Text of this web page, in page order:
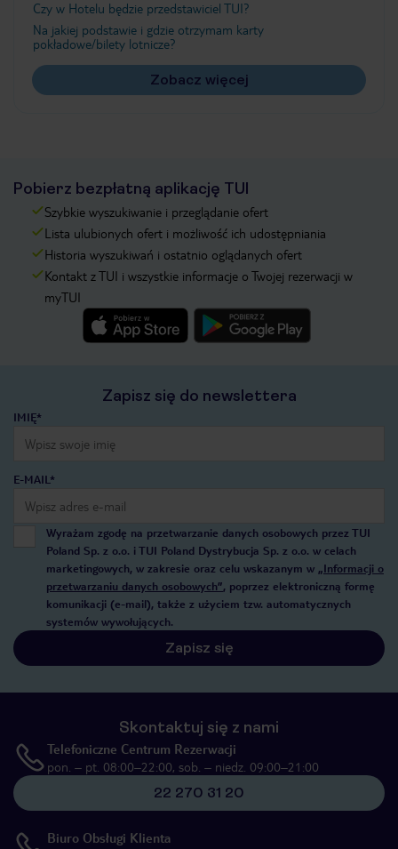
Czy w Hotelu będzie przedstawiciel TUI?
Na jakiej podstawie i gdzie otrzymam karty
pokładowe/bilety lotnicze?
Zobacz więcej
Pobierz bezpłatną aplikację TUI
Szybkie wyszukiwanie i przeglądanie ofert
Lista ulubionych ofert i możliwość ich udostępniania
Historia wyszukiwań i ostatnio oglądanych ofert
Kontakt z TUI i wszystkie informacje o Twojej rezerwacji w
myTUI
Zapisz się do newslettera
IMIĘ*
E-MAIL*
Wyrażam zgodę na przetwarzanie danych osobowych przez TUI
Poland Sp. z o.o. i TUI Poland Dystrybucja Sp. z o.o. w celach
marketingowych, w zakresie oraz celu wskazanym w „Informacji o
przetwarzaniu danych osobowych”, poprzez elektroniczną formę
komunikacji (e-mail), także z użyciem tzw. automatycznych
systemów wywołujących.
Zapisz się
Skontaktuj się z nami
Telefoniczne Centrum Rezerwacji
pon. – pt. 08:00–22:00, sob. – niedz. 09:00–21:00
22 270 31 20
Biuro Obsługi Klienta